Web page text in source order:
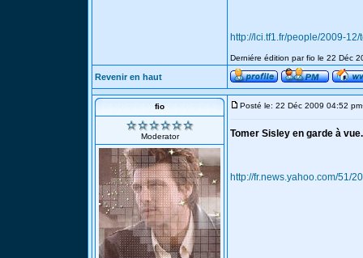
http://lci.tf1.fr/people/2009-
Derniére édition par fio le 22 Déc
Revenir en haut
fio
Moderator
Posté le: 22 Déc 2009 04:52 pm
Tomer Sisley en garde à
http://fr.news.yahoo.com/51/